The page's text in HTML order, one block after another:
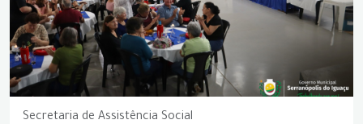
Secretaria de Assistência Social